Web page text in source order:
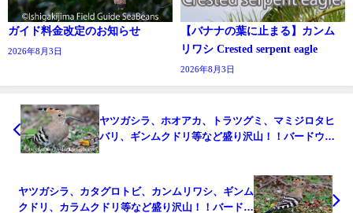
ガイド料金改定のお知らせ
2026年8月3日
【バナナの葉に止まる】カンム
リワシ Crested serpent eagle
2026年8月3日
ヤツガシラ、ホオアカ、トラツグミ、マミジロタヒ
バリ、ギンムクドリ等など盛り沢山！！バードウオ
ヤツガシラ、カタグロトビ、カンムリワシ、ギンム
クドリ、カラムクドリ等など盛り沢山！！バードウ